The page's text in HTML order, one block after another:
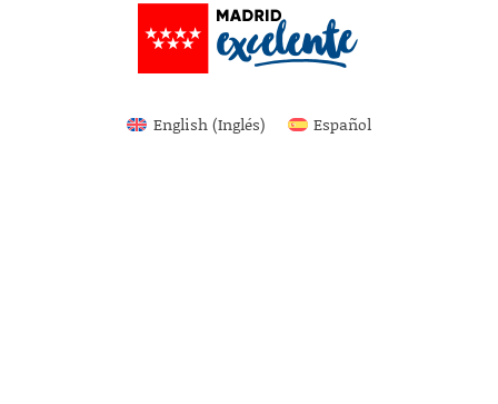
English(Inglés) Español